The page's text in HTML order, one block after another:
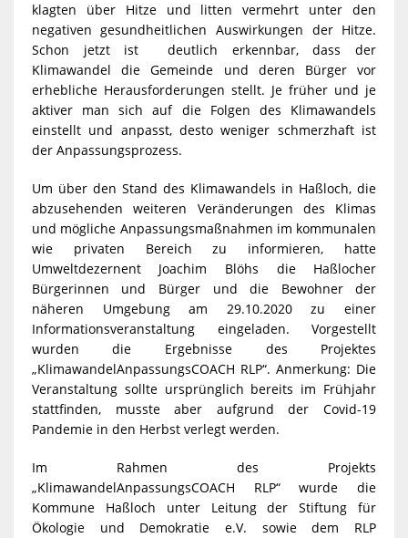
klagten über Hitze und litten vermehrt unter den
negativen gesundheitlichen Auswirkungen der Hitze.
Schon jetzt ist deutlich erkennbar, dass der
Klimawandel die Gemeinde und deren Bürger vor
erhebliche Herausforderungen stellt. Je früher und je
aktiver man sich auf die Folgen des Klimawandels
einstellt und anpasst, desto weniger schmerzhaft ist
der Anpassungsprozess.
Um über den Stand des Klimawandels in Haßloch, die
abzusehenden weiteren Veränderungen des Klimas
und mögliche Anpassungsmaßnahmen im kommunalen
wie privaten Bereich zu informieren, hatte
Umweltdezernent Joachim Blöhs die Haßlocher
Bürgerinnen und Bürger und die Bewohner der
näheren Umgebung am 29.10.2020 zu einer
Informationsveranstaltung eingeladen. Vorgestellt
wurden die Ergebnisse des Projektes
„KlimawandelAnpassungsCOACH RLP“. Anmerkung: Die
Veranstaltung sollte ursprünglich bereits im Frühjahr
stattfinden, musste aber aufgrund der Covid-19
Pandemie in den Herbst verlegt werden.
Im Rahmen des Projekts
„KlimawandelAnpassungsCOACH RLP“ wurde die
Kommune Haßloch unter Leitung der Stiftung für
Ökologie und Demokratie e.V. sowie dem RLP